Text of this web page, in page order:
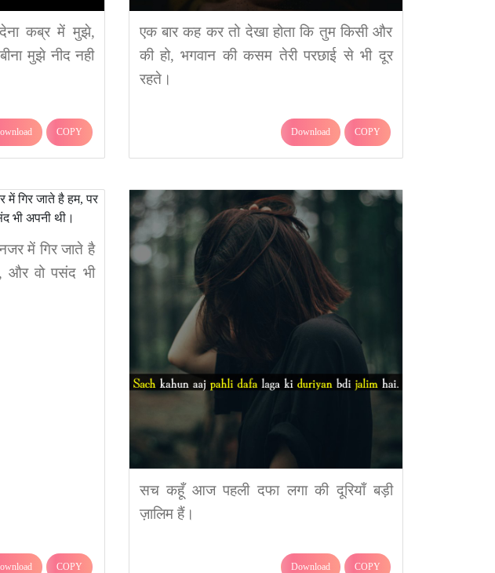
कब्र में मुझे,
मुझे नीद नही
COPY
एक बार कह कर तो देखा होता कि तुम किसी और
की हो, भगवान की कसम तेरी परछाई से भी दूर
रहते।
Download COPY
में गिर जाते है
और वो पसंद भी
COPY
सच कहूँ आज पहली दफा लगा की दूरियाँ बड़ी
ज़ालिम हैं।
Download COPY